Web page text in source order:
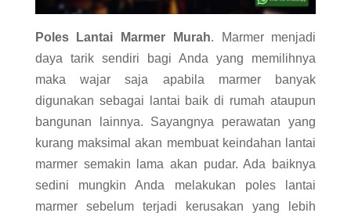
Poles Lantai Marmer Murah. Marmer menjadi
daya tarik sendiri bagi Anda yang memilihnya
maka wajar saja apabila marmer banyak
digunakan sebagai lantai baik di rumah ataupun
bangunan lainnya. Sayangnya perawatan yang
kurang maksimal akan membuat keindahan lantai
marmer semakin lama akan pudar. Ada baiknya
sedini mungkin Anda melakukan poles lantai
marmer sebelum terjadi kerusakan yang lebih